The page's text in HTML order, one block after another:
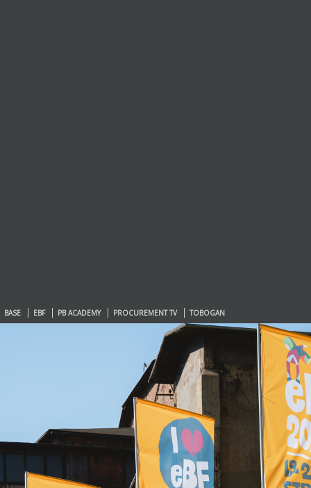
BASE EBF PB ACADEMY PROCUREMENT TV TOBOGAN